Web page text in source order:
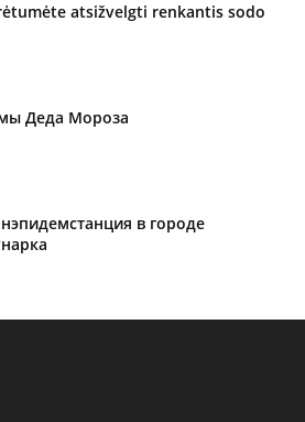
atsižvelgti renkantis sodo
Деда Мороза
в городе